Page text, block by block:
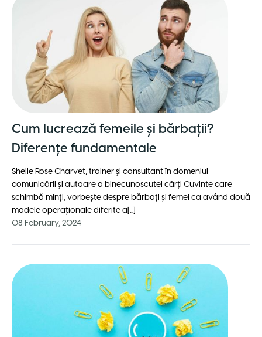
Cum lucrează femeile și bărbații?
Diferențe fundamentale
Shelle Rose Charvet, trainer și consultant în domeniul
comunicării și autoare a binecunoscutei cărți Cuvinte care
schimbă minți, vorbește despre bărbați și femei ca având două
modele operaționale diferite a[...]
08 February, 2024